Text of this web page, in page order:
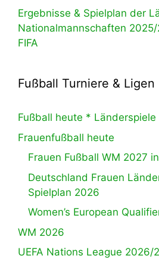
Ergebnisse & Spielplan der
Nationalmannschaften 2025/
FIFA
Fußball Turniere & Ligen
Fußball heute *
Frauenfußball heute
Frauen Fußball WM 2027
Deutschland Frauen
Spielplan 2026
Women’s European
WM 2026
UEFA Nations League 2026/